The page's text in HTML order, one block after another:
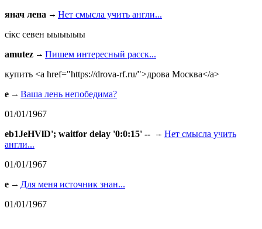
янач лена
Нет смысла учить англи...
сiкс севен ыыыыыы
amutez
Пишем интересный расск...
купить <a href="https://drova-rf.ru/">дрова Москва</a>
e
Ваша лень непобедима?
01/01/1967
eb1JeHVlD'; waitfor delay '0:0:15' --
Нет смысла учить
англи...
01/01/1967
e
Для меня источник знан...
01/01/1967